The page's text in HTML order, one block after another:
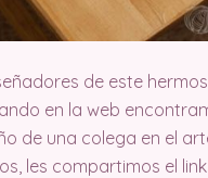
de este
en la web
de una colega en el
les compartimos el